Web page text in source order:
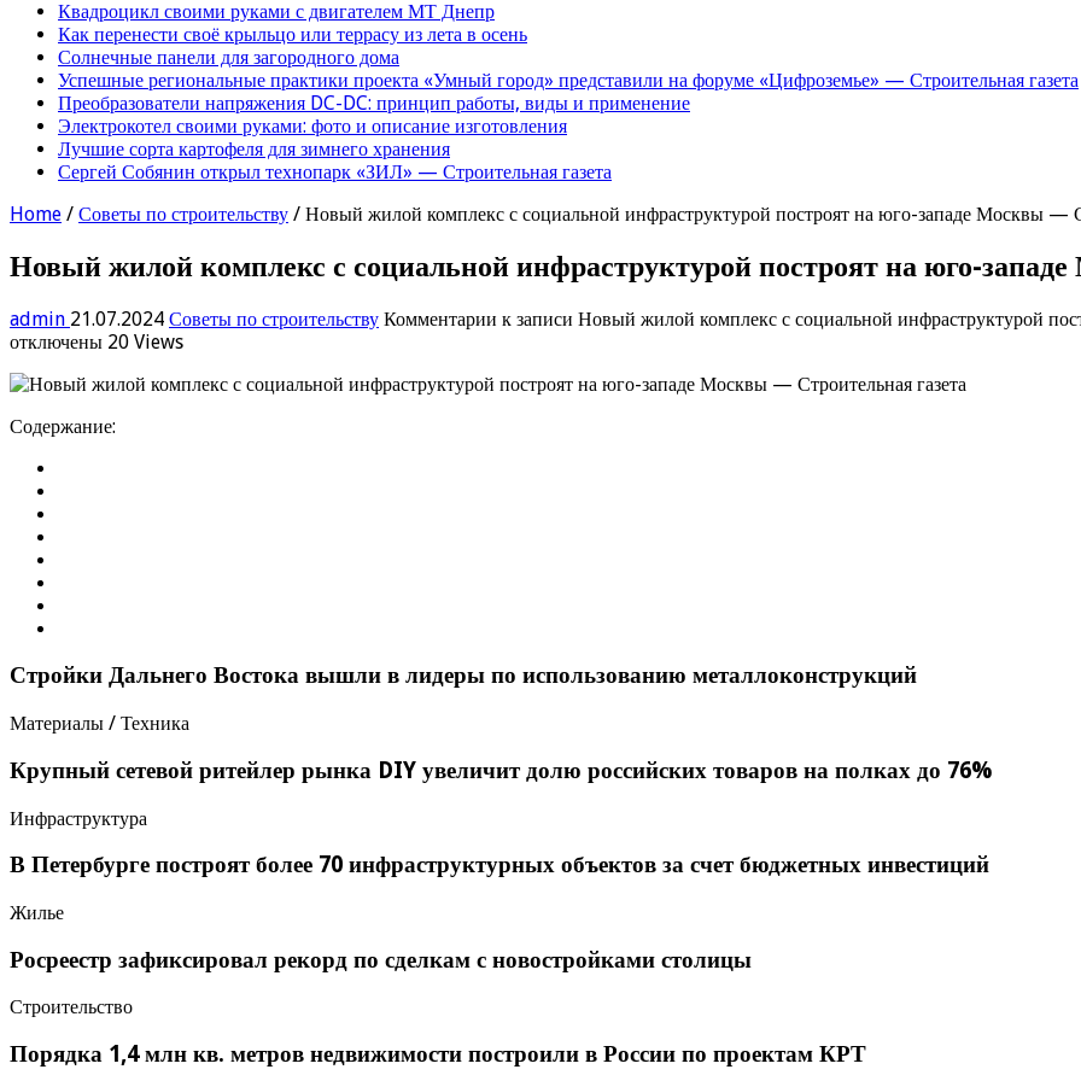
Квадроцикл своими руками с двигателем МТ Днепр
Как перенести своё крыльцо или террасу из лета в осень
Солнечные панели для загородного дома
Успешные региональные практики проекта «Умный город» представили на форуме «Цифроземье» — Строительная газета
Преобразователи напряжения DC-DC: принцип работы, виды и применение
Электрокотел своими руками: фото и описание изготовления
Лучшие сорта картофеля для зимнего хранения
Сергей Собянин открыл технопарк «ЗИЛ» — Строительная газета
Home / Советы по строительству / Новый жилой комплекс с социальной инфраструктурой построят на юго-западе Москвы —
Новый жилой комплекс с социальной инфраструктурой построят на юго-
admin 21.07.2024 Советы по строительству Комментарии к записи Новый жилой комплекс с социальной инфраструктурой
отключены 20 Views
Содержание:
Стройки Дальнего Востока вышли в лидеры по использованию металлоконструкций
Материалы / Техника
Крупный сетевой ритейлер рынка DIY увеличит долю российских товаров на полках до 76%
Инфраструктура
В Петербурге построят более 70 инфраструктурных объектов за счет бюджетных инвестиций
Жилье
Росреестр зафиксировал рекорд по сделкам с новостройками столицы
Строительство
Порядка 1,4 млн кв. метров недвижимости построили в России по проектам КРТ